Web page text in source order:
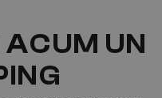
UN